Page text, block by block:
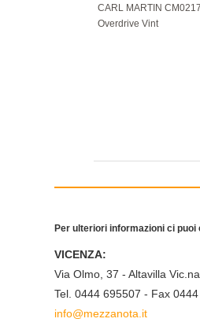
CARL MARTIN
Overdrive Vint
Per ulteriori informazioni ci puoi
VICENZA:
Via Olmo, 37 - Altavilla
Tel. 0444 695507 - Fax
info@mezzanota.it